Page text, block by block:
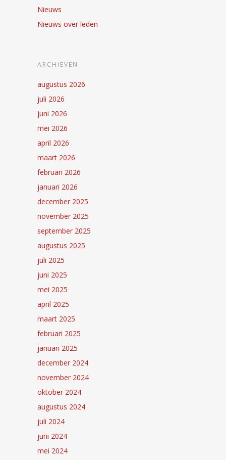
Nieuws
Nieuws over leden
ARCHIEVEN
augustus 2026
juli 2026
juni 2026
mei 2026
april 2026
maart 2026
februari 2026
januari 2026
december 2025
november 2025
september 2025
augustus 2025
juli 2025
juni 2025
mei 2025
april 2025
maart 2025
februari 2025
januari 2025
december 2024
november 2024
oktober 2024
augustus 2024
juli 2024
juni 2024
mei 2024